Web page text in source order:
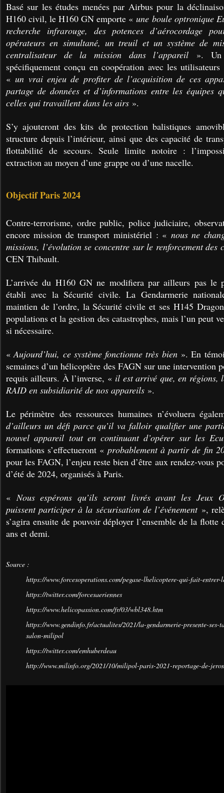
Basé sur les études menées par Airbus pour la
H160 civil, le H160 GN emporte «une boule optronique
recherche infrarouge, des potences d’aérocordage
opérateurs en simultané, un treuil et un système de
centralisateur de la mission dans l’appareil ». Un
spécifiquement conçu en coopération avec les
«un vrai enjeu de profiter de l’acquisition de ces
partage de données et d’informations entre les
celles qui travaillent dans les airs ».
S’y ajouteront des kits de protection balistiques
structure depuis l’intérieur, ainsi que des capacité de
flottabilité de secours. Seule limite notoire :
extraction au moyen d’une grappe ou d’une nacelle.
Objectif Paris 2024
Contre-terrorisme, ordre public, police judiciaire,
encore mission de transport ministériel : « nous ne
missions, l’évolution se concentre sur le renforcement des
CEN Thibault.
L’arrivée du H160 GN ne modifiera par ailleurs pas le
établi avec la Sécurité civile. La Gendarmerie
maintien de l’ordre, la Sécurité civile et ses H145
populations et la gestion des catastrophes, mais l’un peut
si nécessaire.
«Aujourd’hui, ce système fonctionne très bien». En
semaines d’un hélicoptère des FAGN sur une intervention
requis ailleurs. À l’inverse, « il est arrivé que, en régions,
RAID en subsidiarité de nos appareils ».
Le périmètre des ressources humaines n’évoluera
d’ailleurs un défi parce qu’il va falloir qualifier une
nouvel appareil tout en continuant d’opérer sur les
formations s’effectueront «probablement à partir de fin
pour les FAGN, l’enjeu reste bien d’être aux rendez-vous
d’été de 2024, organisés à Paris.
«Nous espérons qu’ils seront livrés avant les Jeux
puissent participer à la sécurisation de l’événement»,
s’agira ensuite de pouvoir déployer l’ensemble de la flotte
ans et demi.
Source :
https://www.forcesoperations.com/pegase-lhelicoptere-qui-fait-entrer-
https://twitter.com/forcesaeriennes
https://www.helicopassion.com/fr/03/wbl348.htm
https://www.gendinfo.fr/actualites/2021/la-gendarmerie-presente-
salon-milipol
https://twitter.com/emhuberdeau
http://www.milinfo.org/2021/10/milipol-paris-2021-reportage-de-